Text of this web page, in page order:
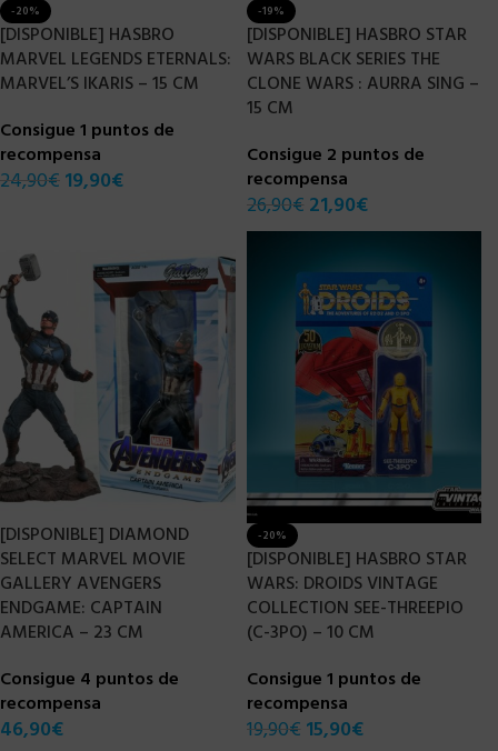
-20%
[DISPONIBLE] HASBRO
MARVEL LEGENDS ETERNALS:
MARVEL’S IKARIS – 15 CM
Consigue 1 puntos de
recompensa
24,90€ 19,90€
-19%
[DISPONIBLE] HASBRO STAR
WARS BLACK SERIES THE
CLONE WARS : AURRA SING –
15 CM
Consigue 2 puntos de
recompensa
26,90€ 21,90€
[DISPONIBLE] DIAMOND
SELECT MARVEL MOVIE
GALLERY AVENGERS
ENDGAME: CAPTAIN
AMERICA – 23 CM
Consigue 4 puntos de
recompensa
46,90€
-20%
[DISPONIBLE] HASBRO STAR
WARS: DROIDS VINTAGE
COLLECTION SEE-THREEPIO
(C-3PO) – 10 CM
Consigue 1 puntos de
recompensa
19,90€ 15,90€